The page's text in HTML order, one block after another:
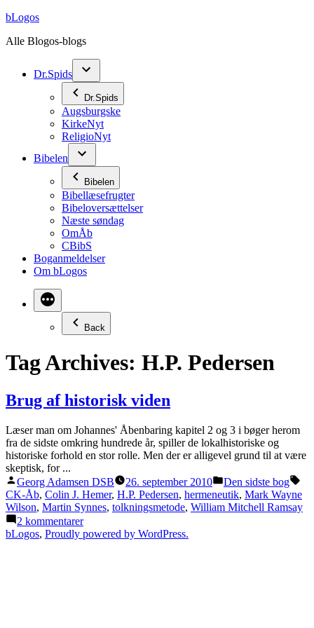
Videre
indhold
bLogos
Alle Blogos-blogs
Dr.Spids
Dr.Spids
Augsburgske
KirkeNyt
ReligioNyt
Bibelen
Bibelen
Bibellæsefrugter
Bibeloversættelser
Næste søndag
OmÅb
CBibS
Boganmeldelser
Om bLogos
Back
Tag Archives: H.P. Pedersen
Brug af historisk viden
Læser man om Johannes' Åbenbaring kapitel 2 og 3 i bøger herom
fra de sidste omkring hundrede år, spiller de lokalhistoriske og
historiske forhold en stor rolle. Men der er alligevel grund til at være
skeptisk, for ...
Posted
by
Georg Adamsen DSB 26. september 2010
Posted
in
Den sidste bog
CK-Åb, Colin J. Hemer, H.P. Pedersen, hermeneutik, Mark Wayne
Wilson, Martin Synnes, tolkningsmetode, William Mitchell Ramsay
2 kommentarertil
Brug
bLogos, Proudly powered by WordPress.